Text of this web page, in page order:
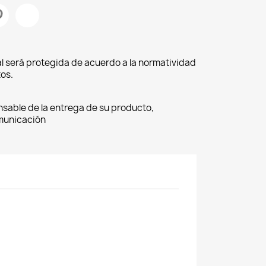
será protegida de acuerdo a la normatividad
de la entrega de su producto,